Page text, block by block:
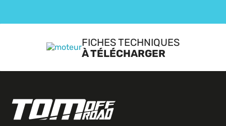
FICHES TECHNIQUES
À TÉLÉCHARGER